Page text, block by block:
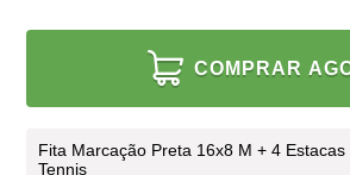
COMPRAR
Fita Marcação Preta 16x8 M + 4 Estacas
Tennis